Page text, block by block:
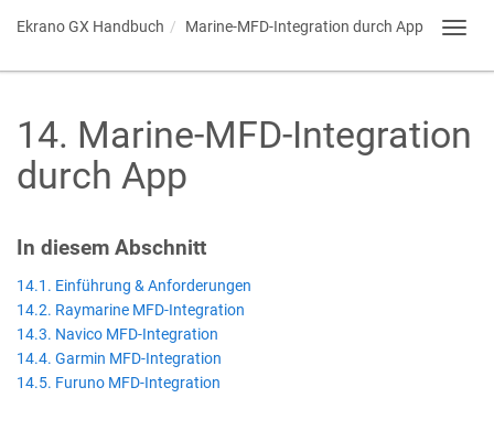
Ekrano GX Handbuch Marine-MFD-Integration durch App
14. Marine-MFD-Integration
durch App
In diesem Abschnitt
14.1. Einführung & Anforderungen
14.2. Raymarine MFD-Integration
14.3. Navico MFD-Integration
14.4. Garmin MFD-Integration
14.5. Furuno MFD-Integration